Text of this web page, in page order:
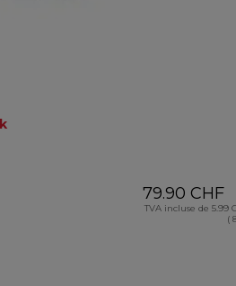
79.90 CHF
TVA incluse de 5.99
(